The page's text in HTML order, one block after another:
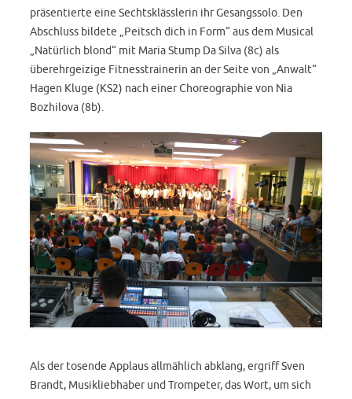
präsentierte eine Sechtsklässlerin ihr Gesangssolo. Den
Abschluss bildete „Peitsch dich in Form“ aus dem Musical
„Natürlich blond“ mit Maria Stump Da Silva (8c) als
überehrgeizige Fitnesstrainerin an der Seite von „Anwalt“
Hagen Kluge (KS2) nach einer Choreographie von Nia
Bozhilova (8b).
Als der tosende Applaus allmählich abklang, ergriff Sven
Brandt, Musikliebhaber und Trompeter, das Wort, um sich